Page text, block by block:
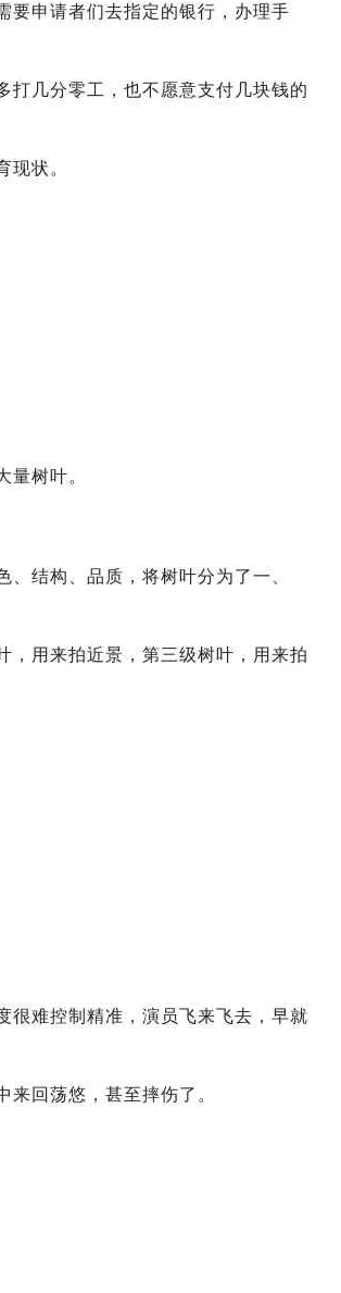
要申请者们去指定的银行，办理手
打几分零工，也不愿意支付几块钱的
状。
树叶。
结构、品质，将树叶分为了一、
，用来拍近景，第三级树叶，用来拍
很难控制精准，演员飞来飞去，早就
回荡悠，甚至摔伤了。